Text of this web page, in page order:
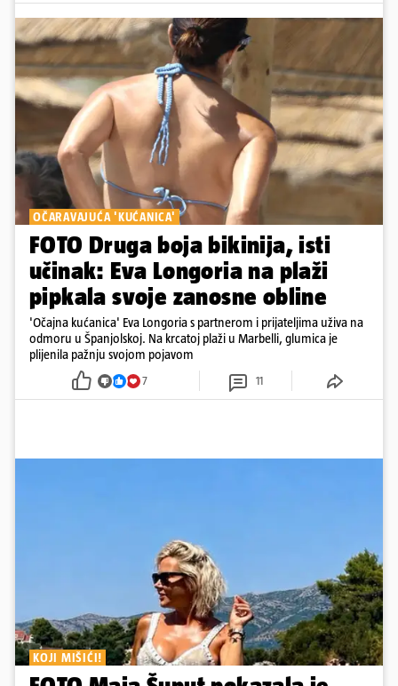
OČARAVAJUĆA 'KUĆANICA'
FOTO Druga boja bikinija, isti
učinak: Eva Longoria na plaži
pipkala svoje zanosne obline
'Očajna kućanica' Eva Longoria s partnerom i prijateljima uživa na
odmoru u Španjolskoj. Na krcatoj plaži u Marbelli, glumica je
plijenila pažnju svojom pojavom
7 11
KOJI MIŠIĆI!